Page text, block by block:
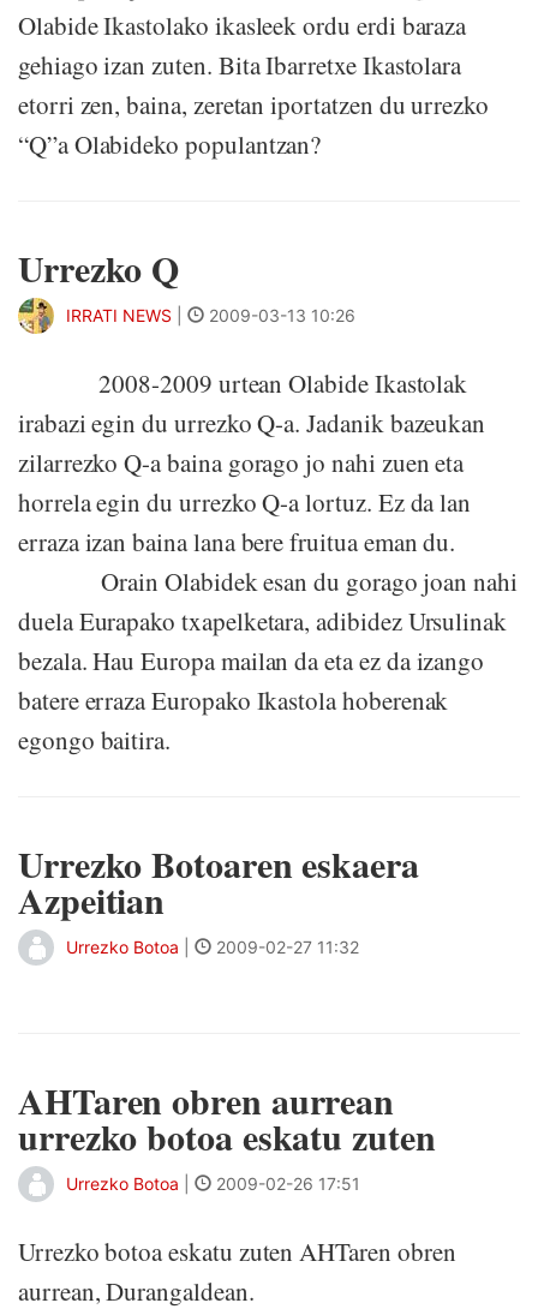
Olabide Ikastolako ikasleek ordu erdi baraza
gehiago izan zuten. Bita Ibarretxe Ikastolara
etorri zen, baina, zeretan iportatzen du urrezko
“Q”a Olabideko populantzan?
Urrezko Q
IRRATI NEWS 2009-03-13 10:26
2008-2009 urtean Olabide Ikastolak
irabazi egin du urrezko Q-a. Jadanik bazeukan
zilarrezko Q-a baina gorago jo nahi zuen eta
horrela egin du urrezko Q-a lortuz. Ez da lan
erraza izan baina lana bere fruitua eman du.
Orain Olabidek esan du gorago joan nahi
duela Eurapako txapelketara, adibidez Ursulinak
bezala. Hau Europa mailan da eta ez da izango
batere erraza Europako Ikastola hoberenak
egongo baitira.
Urrezko Botoaren eskaera
Azpeitian
Urrezko Botoa 2009-02-27 11:32
AHTaren obren aurrean
urrezko botoa eskatu zuten
Urrezko Botoa 2009-02-26 17:51
Urrezko botoa eskatu zuten AHTaren obren
aurrean, Durangaldean.